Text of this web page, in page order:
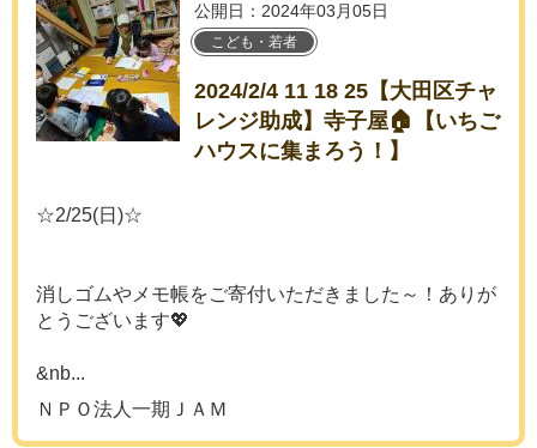
公開日：2024年03月05日
こども・若者
2024/2/4 11 18 25【大田区チャ
レンジ助成】寺子屋🏠【いちご
ハウスに集まろう！】
☆2/25(日)☆
消しゴムやメモ帳をご寄付いただきました～！ありが
とうございます💖
&nb...
ＮＰＯ法人一期ＪＡＭ